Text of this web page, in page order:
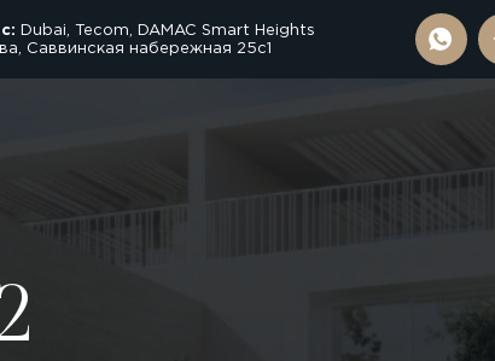
Dubai, Tecom, DAMAC Smart Heights
Саввинская набережная 25с1